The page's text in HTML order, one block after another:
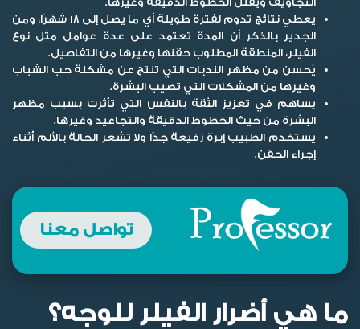
يعطي نتائج تدوم لفترة طويلة أي ما يصل إلى 18 شهرًا، ومن
الجدير بالذكر أن المدة تعتمد على عدة عوامل مثل نوع
الفيلر، المنطقة المطلوب حقنها وغيرها من التفاصيل.
يُحسن من مظهر الندبات التي تنتج عن مشكلة حب الشباب
وغيرها من المشكلات التي تصيب البشرة.
يساهم في تعزيز الثقة بالنفس التي تأثرت بسبب مظهر
البشرة من حيث الخطوط الدقيقة والتجاعيد وغيرها.
يستخدم الطبيب إبرة رفيعة جدًا ولا تشعر الحالة بالألم أثناء
إجراء الحقن.
تواصل معنا
ما هي أضرار الفيلر للوجه؟